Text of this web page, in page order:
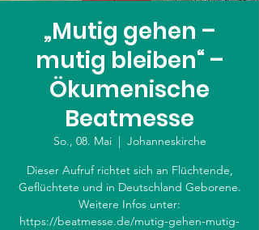
„Mutig gehen –
mutig bleiben“ –
Ökumenische
Beatmesse
So., 08. Mai
  |
Johanneskirche
Dieser Aufruf richtet sich an Flüchtende,
Geflüchtete und in Deutschland Geborene.
Weitere Infos unter:
https://beatmesse.de/mutig-gehen-mutig-